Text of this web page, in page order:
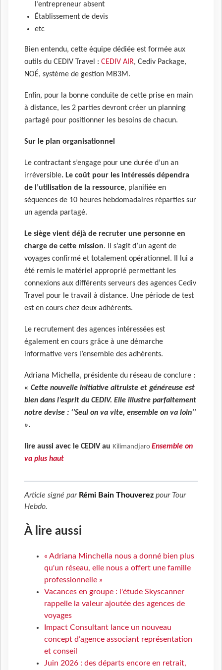
l’entrepreneur absent
Établissement de devis
etc
Bien entendu, cette équipe dédiée est formée aux
outils du CEDIV Travel : CEDIV AIR, Cediv Package,
NOÉ, système de gestion MB3M.
Enfin, pour la bonne conduite de cette prise en main
à distance, les 2 parties devront créer un planning
partagé pour positionner les besoins de chacun.
Sur le plan organisationnel
Le contractant s’engage pour une durée d’un an
irréversible. Le coût pour les intéressés dépendra
de l’utilisation de la ressource, planifiée en
séquences de 10 heures hebdomadaires réparties sur
un agenda partagé.
Le siège vient déjà de recruter une personne en
charge de cette mission. Il s’agit d’un agent de
voyages confirmé et totalement opérationnel. Il lui a
été remis le matériel approprié permettant les
connexions aux différents serveurs des agences Cediv
Travel pour le travail à distance. Une période de test
est en cours chez deux adhérents.
Le recrutement des agences intéressées est
également en cours grâce à une démarche
informative vers l’ensemble des adhérents.
Adriana Michella, présidente du réseau de conclure :
« Cette nouvelle initiative altruiste et généreuse est
bien dans l’esprit du CEDIV. Elle illustre parfaitement
notre devise : ‘’Seul on va vite, ensemble on va loin’’
».
lire aussi avec le CEDIV au Kilimandjaro Ensemble on
va plus haut
Article signé par Rémi Bain Thouverez pour Tour
Hebdo.
À lire aussi
« Adriana Minchella nous a donné bien plus
qu'un réseau, elle nous a offert une famille
professionnelle »
Vacances en groupe : l'étude Skyscanner
rappelle la valeur ajoutée des agences de
voyages
Impact Consultant lance un nouveau
concept d’agence associant représentation
et conseil
Juin 2026 : des départs encore en retrait,